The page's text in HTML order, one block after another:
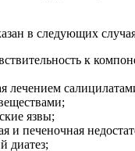
в следующих
к
лечением
язвы;
и печеночная
диатез;